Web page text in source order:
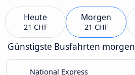
Heute
21 CHF
Morgen
21 CHF
Günstigste Busfahrten morgen
National Express